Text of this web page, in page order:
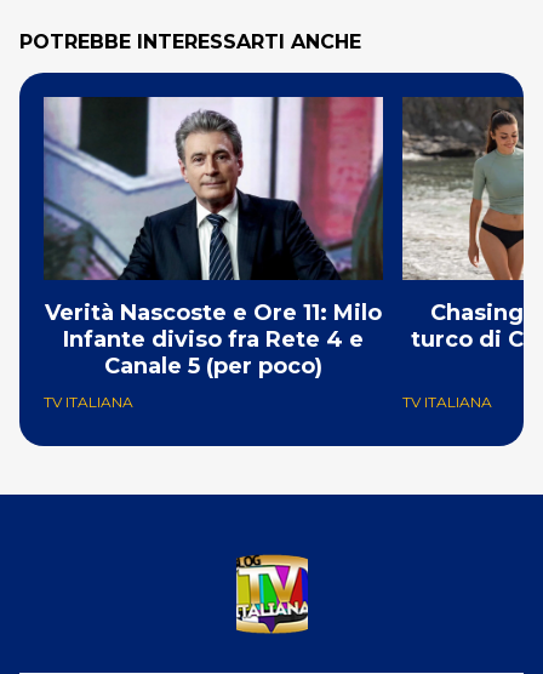
POTREBBE INTERESSARTI ANCHE
Verità Nascoste e Ore 11: Milo
Infante diviso fra Rete 4 e
Canale 5 (per poco)
TV ITALIANA
Chasing
turco di
TV ITALIANA